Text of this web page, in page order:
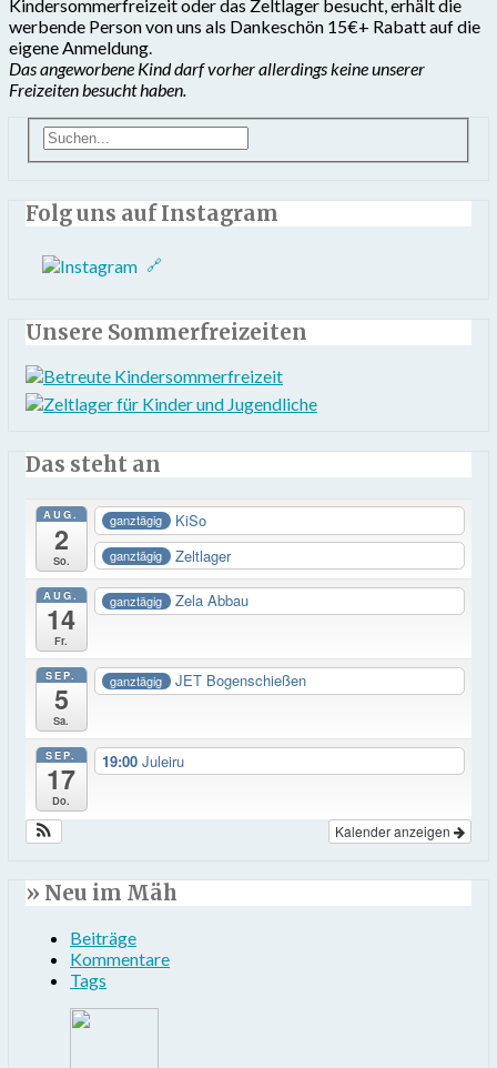
Kindersommerfreizeit oder das Zeltlager besucht, erhält die
werbende Person von uns als Dankeschön 15€+ Rabatt auf die
eigene Anmeldung.
Das angeworbene Kind darf vorher allerdings keine unserer
Freizeiten besucht haben.
Folg uns auf Instagram
Unsere Sommerfreizeiten
Das steht an
AUG.
2
So.
ganztägig KiSo
ganztägig Zeltlager
AUG.
14
Fr.
ganztägig Zela Abbau
SEP.
5
Sa.
ganztägig JET Bogenschießen
SEP.
17
Do.
19:00 Juleiru
Kalender anzeigen
» Neu im Mäh
Beiträge
Kommentare
Tags